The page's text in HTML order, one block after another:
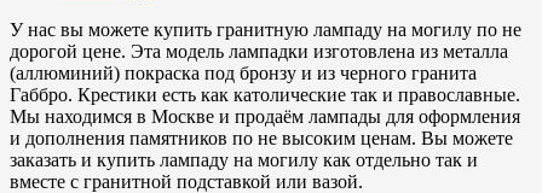
У нас вы можете купить гранитную лампаду на могилу по не
дорогой цене. Эта модель лампадки изготовлена из металла
(аллюминий) покраска под бронзу и из черного гранита
Габбро. Крестики есть как католические так и православные.
Мы находимся в Москве и продаём лампады для оформления
и дополнения памятников по не высоким ценам. Вы можете
заказать и купить лампаду на могилу как отдельно так и
вместе с гранитной подставкой или вазой.